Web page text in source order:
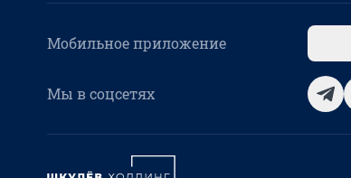
Мобильное приложение
Мы в соцсетях